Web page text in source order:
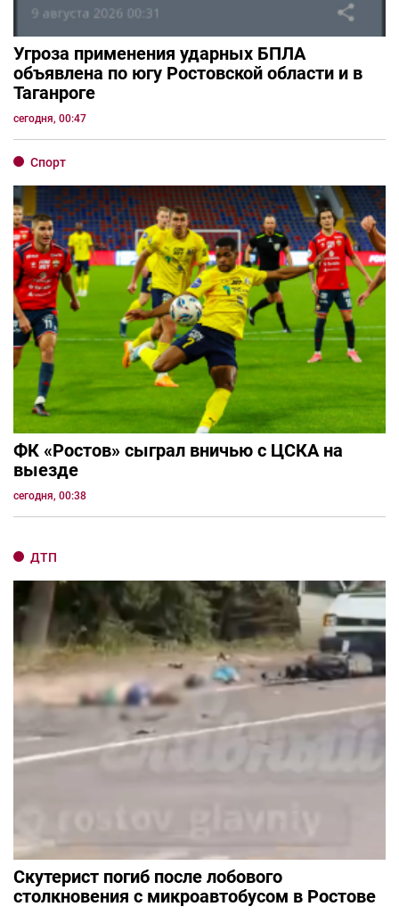
Угроза применения ударных БПЛА
объявлена по югу Ростовской области и в
Таганроге
сегодня, 00:47
Спорт
ФК «Ростов» сыграл вничью с ЦСКА на
выезде
сегодня, 00:38
ДТП
Скутерист погиб после лобового
столкновения с микроавтобусом в Ростове